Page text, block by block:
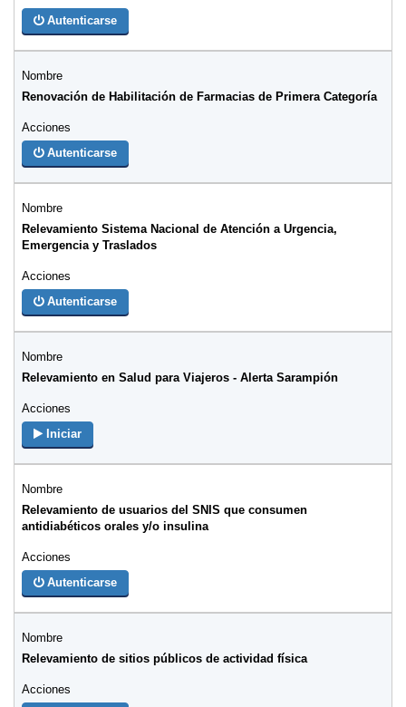
Autenticarse
Renovación de Habilitación de Farmacias de Primera Categoría
Autenticarse
Relevamiento Sistema Nacional de Atención a Urgencia,
Emergencia y Traslados
Autenticarse
Relevamiento en Salud para Viajeros - Alerta Sarampión
Iniciar
Relevamiento de usuarios del SNIS que consumen
antidiabéticos orales y/o insulina
Autenticarse
Relevamiento de sitios públicos de actividad física